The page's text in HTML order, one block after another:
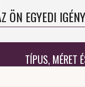
ÖN EGYEDI
TÍPUS, MÉRET